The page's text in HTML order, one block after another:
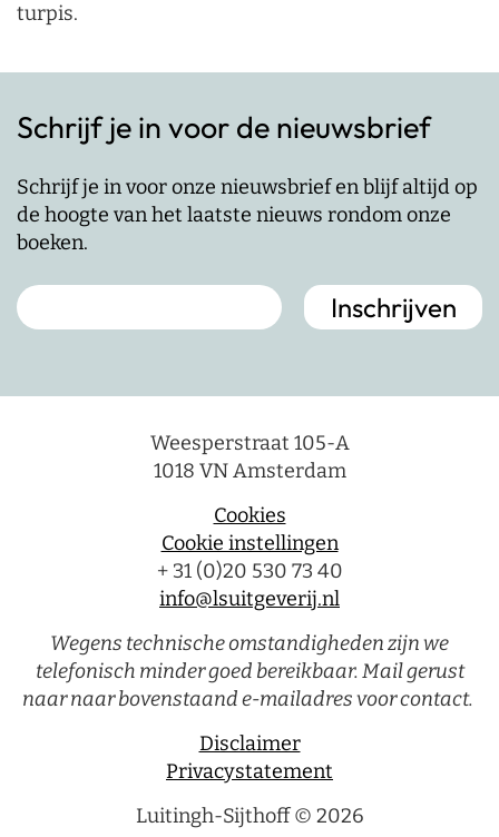
turpis.
Schrijf je in voor de nieuwsbrief
Schrijf je in voor onze nieuwsbrief en blijf altijd op
de hoogte van het laatste nieuws rondom onze
boeken.
Weesperstraat 105-A
1018 VN Amsterdam
Cookies
Cookie instellingen
+ 31 (0)20 530 73 40
info@lsuitgeverij.nl
Wegens technische omstandigheden zijn we
telefonisch minder goed bereikbaar. Mail gerust
naar naar bovenstaand e-mailadres voor contact.
Disclaimer
Privacystatement
Luitingh-Sijthoff © 2026